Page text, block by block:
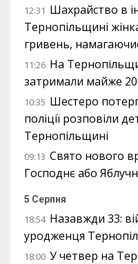
12:31 Шахрайство в
Тернопільщині
гривень,
11:26 На
затримали майже
10:35 Шестеро
поліції розповіли
Тернопільщині
09:13 Свято нового
Господнє або
5 Серпня
18:54 Назавжди 33:
уродженця
18:00 У четвер на